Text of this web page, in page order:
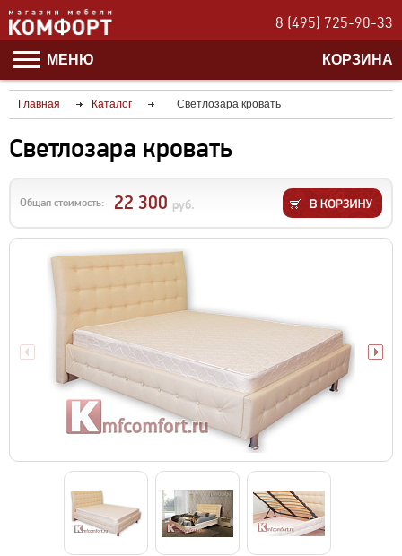
8 (495) 725-90-33
МЕНЮ КОРЗИНА
Главная Каталог Светлозара кровать
Светлозара кровать
Общая стоимость: 22 300 руб.